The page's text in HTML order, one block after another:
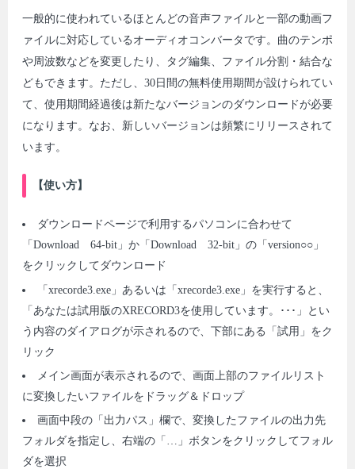
一般的に使われているほとんどの音声ファイルと一部の動画フ
ァイルに対応しているオーディオコンバータです。曲のテンポ
や周波数などを変更したり、タグ編集、ファイル分割・結合な
どもできます。ただし、30日間の無料使用期間が設けられてい
て、使用期間経過後は新たなバージョンのダウンロードが必要
になります。なお、新しいバージョンは頻繁にリリースされて
います。
【使い方】
ダウンロードページで利用するパソコンに合わせて
「Download 64-bit」か「Download 32-bit」の「version○○」
をクリックしてダウンロード
「xrecorde3.exe」あるいは「xrecorde3.exe」を実行すると、
「あなたは試用版のXRECORD3を使用しています。･･･」とい
う内容のダイアログが示されるので、下部にある「試用」をク
リック
メイン画面が表示されるので、画面上部のファイルリスト
に変換したいファイルをドラッグ＆ドロップ
画面中段の「出力パス」欄で、変換したファイルの出力先
フォルダを指定し、右端の「…」ボタンをクリックしてフォル
ダを選択